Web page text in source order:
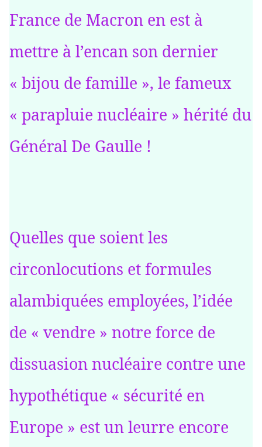
France de Macron en est à
mettre à l’encan son dernier
« bijou de famille », le fameux
« parapluie nucléaire » hérité du
Général De Gaulle !
Quelles que soient les
circonlocutions et formules
alambiquées employées, l’idée
de « vendre » notre force de
dissuasion nucléaire contre une
hypothétique « sécurité en
Europe » est un leurre encore